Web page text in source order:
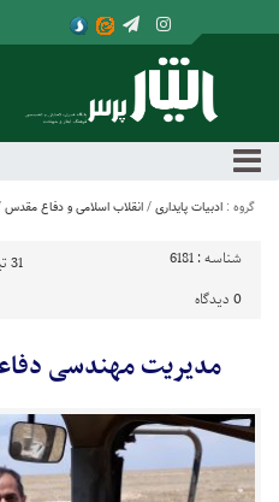
گروه : ادبیات پایداری / انقلاب اسلامی و دفاع مقدس
شناسه : 6181
31 تیر 1400 - 20:04
0 دیدگاه
مدیریت مهندسی